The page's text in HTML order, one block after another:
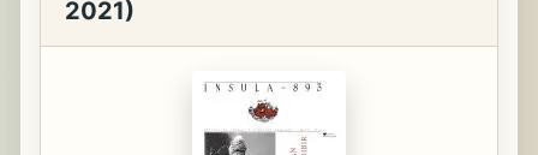
2021)